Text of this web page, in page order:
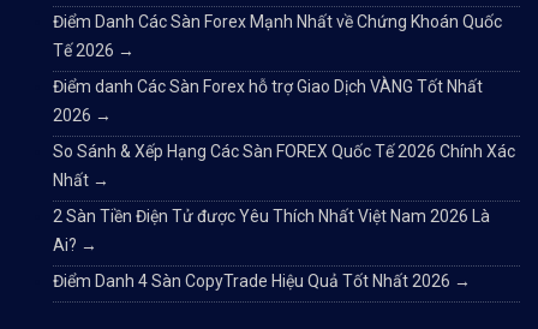
Điểm Danh Các Sàn Forex Mạnh Nhất về Chứng Khoán Quốc
Tế 2026 →
Điểm danh Các Sàn Forex hỗ trợ Giao Dịch VÀNG Tốt Nhất
2026 →
So Sánh & Xếp Hạng Các Sàn FOREX Quốc Tế 2026 Chính Xác
Nhất →
2 Sàn Tiền Điện Tử được Yêu Thích Nhất Việt Nam 2026 Là
Ai? →
Điểm Danh 4 Sàn CopyTrade Hiệu Quả Tốt Nhất 2026 →